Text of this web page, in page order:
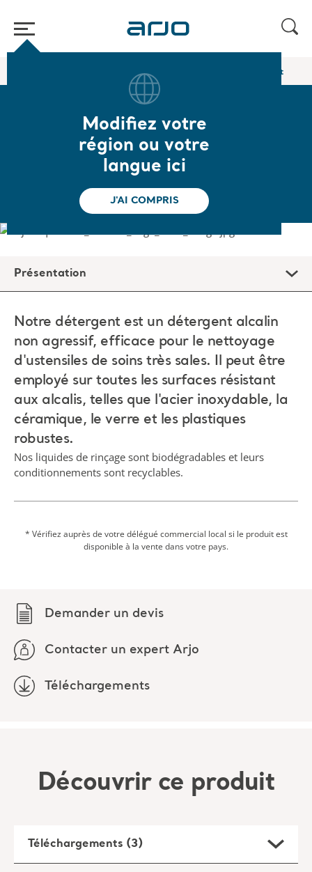
Modifiez votre
région ou votre
langue ici
J'AI COMPRIS
Liquides de rinçage Arjo Liquids Flusher Detergent
Arjo Liquids Flusher
Detergent
Présentation
Demander un devis
Contacter un expert Arjo
Téléchargements
Notre détergent est un détergent alcalin
non agressif, efficace pour le nettoyage
d'ustensiles de soins très sales. Il peut être
employé sur toutes les surfaces résistant
aux alcalis, telles que l'acier inoxydable, la
céramique, le verre et les plastiques
robustes.
Nos liquides de rinçage sont biodégradables et leurs
conditionnements sont recyclables.
* Vérifiez auprès de votre délégué commercial local si le produit est
disponible à la vente dans votre pays.
Découvrir ce produit
Téléchargements (3)